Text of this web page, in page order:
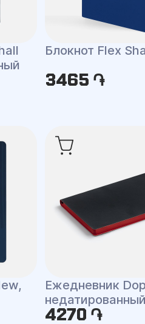
Блокнот Flex
3465 ֏
Ежедневник
4270 ֏